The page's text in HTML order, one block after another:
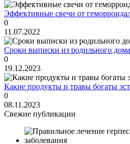
Эффективные свечи от
0
11.07.2022
Сроки выписки из родильного дома
0
19.12.2023
Какие продукты и травы богаты
0
08.11.2023
Свежие публикации